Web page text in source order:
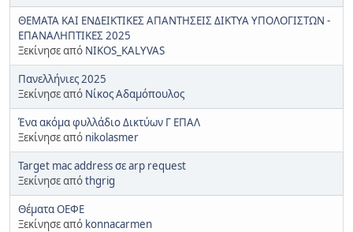
ΘΕΜΑΤΑ ΚΑΙ ΕΝΔΕΙΚΤΙΚΕΣ ΑΠΑΝΤΗΣΕΙΣ ΔΙΚΤΥΑ ΥΠΟΛΟΓΙΣΤΩΝ -
ΕΠΑΝΑΛΗΠΤΙΚΕΣ 2025
Ξεκίνησε από NIKOS_KALYVAS
Πανελλήνιες 2025
Ξεκίνησε από Νίκος Αδαμόπουλος
Ένα ακόμα φυλλάδιο Δικτύων Γ ΕΠΑΛ
Ξεκίνησε από nikolasmer
Target mac address σε arp request
Ξεκίνησε απόthgrig
Θέματα ΟΕΦΕ
Ξεκίνησε από konnacarmen